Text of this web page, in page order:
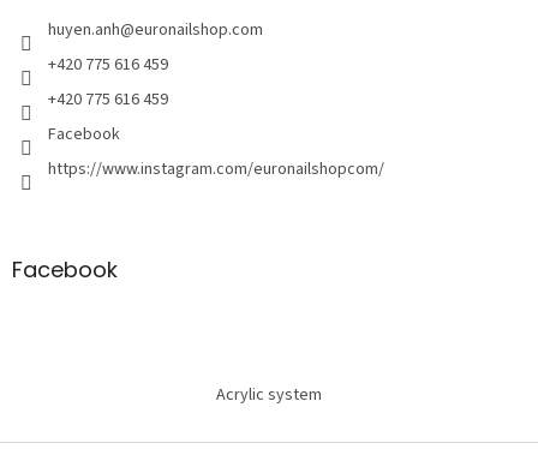
huyen.anh@euronailshop.com
+420 775 616 459
+420 775 616 459
Facebook
https://www.instagram.com/euronailshopcom/
Facebook
Acrylic system